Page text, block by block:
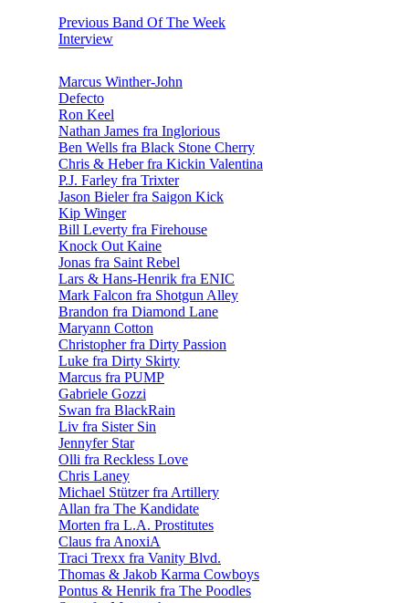
Previous Band Of The Week
Interview
Marcus Winther-John
Defecto
Ron Keel
Nathan James fra Inglorious
Ben Wells fra Black Stone Cherry
Chris & Heber fra Kickin Valentina
P.J. Farley fra Trixter
Jason Bieler fra Saigon Kick
Kip Winger
Bill Leverty fra Firehouse
Knock Out Kaine
Jonas fra Saint Rebel
Lars & Hans-Henrik fra ENIC
Mark Falcon fra Shotgun Alley
Brandon fra Diamond Lane
Maryann Cotton
Christopher fra Dirty Passion
Luke fra Dirty Skirty
Marcus fra PUMP
Gabriele Gozzi
Swan fra BlackRain
Liv fra Sister Sin
Jennyfer Star
Olli fra Reckless Love
Chris Laney
Michael Stützer fra Artillery
Allan fra The Kandidate
Morten fra L.A. Prostitutes
Claus fra AnoxiA
Traci Trexx fra Vanity Blvd.
Thomas & Jakob Karma Cowboys
Pontus & Henrik fra The Poodles